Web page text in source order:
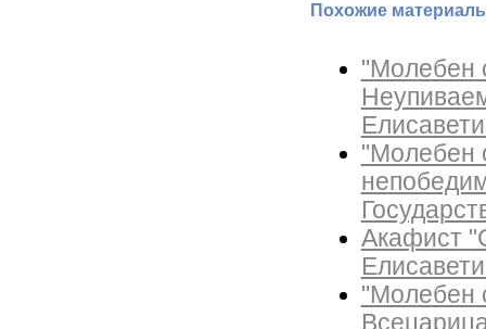
Похожие
"Молебен
"Молебен
Акафист
"Молебен